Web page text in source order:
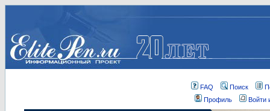
FAQ Поиск
Профиль
Войти